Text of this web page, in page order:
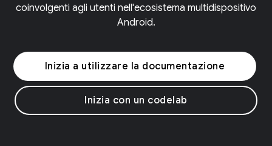
coinvolgenti agli utenti nell'ecosistema multidispositivo
Android.
Inizia a utilizzare la documentazione
Inizia con un codelab